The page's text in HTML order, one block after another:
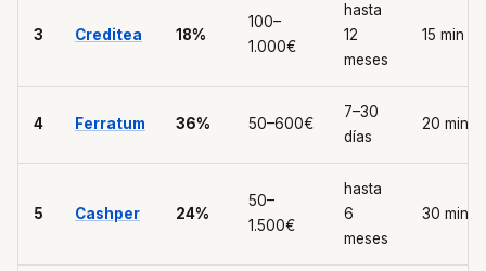
3 Creditea 18%
100–
1.000€
hasta
12
meses
15 min
4 Ferratum 36% 50–600€
7–30
días
20 min
5 Cashper 24%
50–
1.500€
hasta
6
meses
30 min